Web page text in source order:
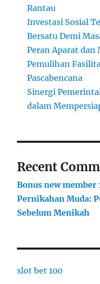
Rantau
Investasi Sosial
Bersatu Demi
Peran Aparat dan
Pemulihan
Pascabencana
Sinergi
dalam
Recent
Bonus new member
Pernikahan Muda:
Sebelum Menikah
slot bet 100